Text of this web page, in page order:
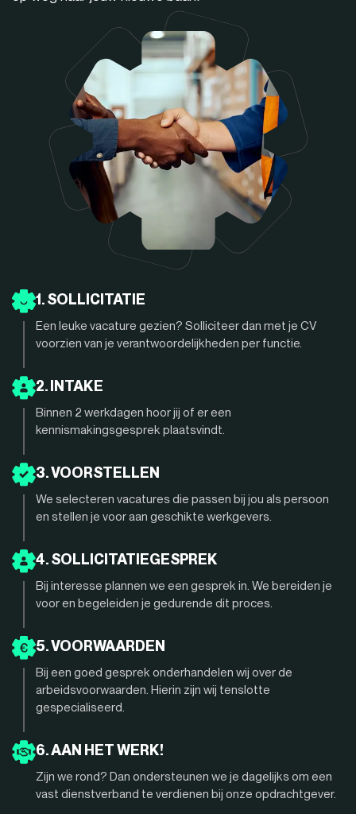
1. SOLLICITATIE
Een leuke vacature gezien? Solliciteer dan met je CV
voorzien van je verantwoordelijkheden per functie.
2. INTAKE
Binnen 2 werkdagen hoor jij of er een
kennismakingsgesprek plaatsvindt.
3. VOORSTELLEN
We selecteren vacatures die passen bij jou als persoon
en stellen je voor aan geschikte werkgevers.
4. SOLLICITATIEGESPREK
Bij interesse plannen we een gesprek in. We bereiden je
voor en begeleiden je gedurende dit proces.
5. VOORWAARDEN
Bij een goed gesprek onderhandelen wij over de
arbeidsvoorwaarden. Hierin zijn wij tenslotte
gespecialiseerd.
6. AAN HET WERK!
Zijn we rond? Dan ondersteunen we je dagelijks om een
vast dienstverband te verdienen bij onze opdrachtgever.